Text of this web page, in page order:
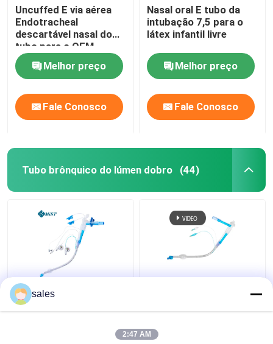
Uncuffed E via aérea
Endotracheal
descartável nasal do
tubo para o OEM
cirúrgico
Melhor preço
Fale Conosco
Nasal oral E tubo da
intubação 7,5 para o
látex infantil livre
Melhor preço
Fale Conosco
Tubo brônquico do lúmen dobro (44)
Cânula Cuffed lúmen da
traqueia do tubo do
Tracheostomy
sales
2:47 AM